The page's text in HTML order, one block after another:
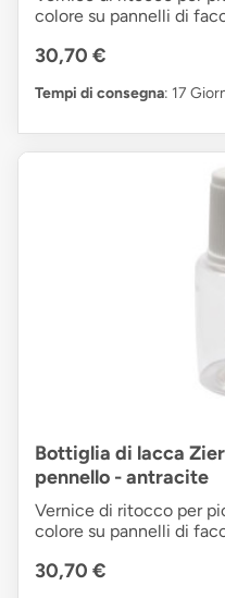
colore su pannelli di
30,70 €
Tempi di consegna: 17
Bottiglia di lacca
pennello - antracite
Vernice di ritocco per
colore su pannelli di
30,70 €